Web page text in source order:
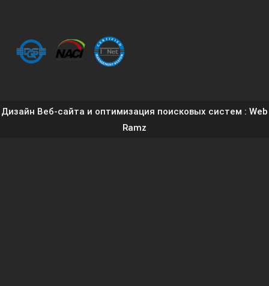
Дизайн Веб-сайта и оптимизация поисковых систем : Web
Ramz